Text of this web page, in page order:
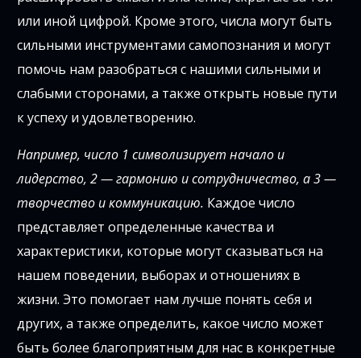
или иной цифрой. Кроме этого, числа могут быть
сильными инструментами самопознания и могут
помочь нам разобраться с нашими сильными и
слабыми сторонами, а также открыть новые пути
к успеху и удовлетворению.
Например, число 1 символизирует начало и
лидерство, 2 — гармонию и сотрудничество, а 3 —
творчество и коммуникацию. Каждое число
представляет определенные качества и
характеристики, которые могут сказываться на
нашем поведении, выборах и отношениях в
жизни. Это помогает нам лучше понять себя и
других, а также определить, какое число может
быть более благоприятным для нас в конкретные